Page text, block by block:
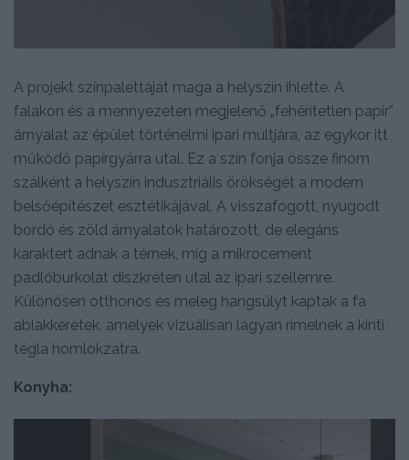
A projekt színpalettáját maga a helyszín ihlette. A
falakon és a mennyezeten megjelenő „fehérítetlen papír”
árnyalat az épület történelmi ipari múltjára, az egykor itt
működő papírgyárra utal. Ez a szín fonja össze finom
szálként a helyszín indusztriális örökségét a modern
belsőépítészet esztétikájával. A visszafogott, nyugodt
bordó és zöld árnyalatok határozott, de elegáns
karaktert adnak a térnek, míg a mikrocement
padlóburkolat diszkréten utal az ipari szellemre.
Különösen otthonos és meleg hangsúlyt kaptak a fa
ablakkeretek, amelyek vizuálisan lágyan rímelnek a kinti
tégla homlokzatra.
Konyha: